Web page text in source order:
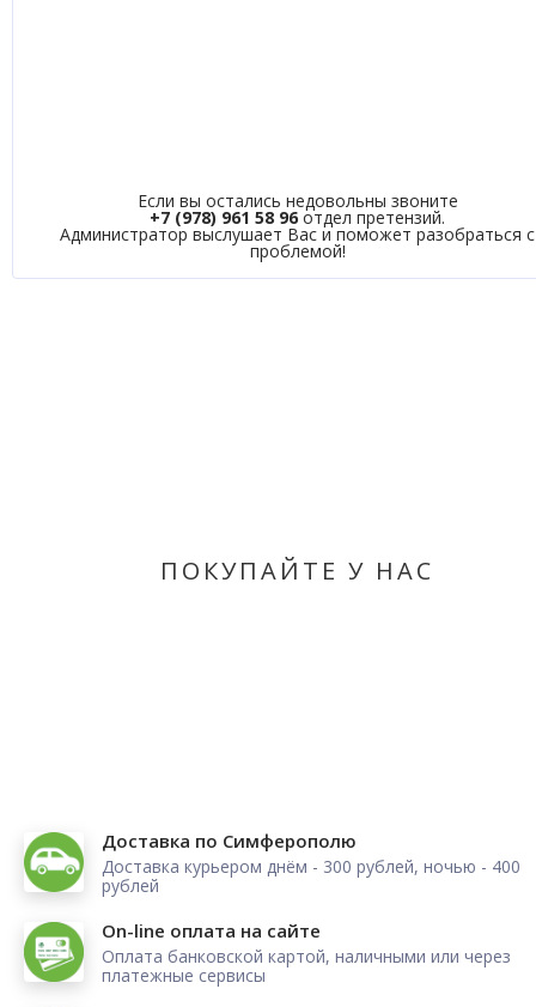
Если вы остались недовольны звоните
+7 (978) 961 58 96 отдел претензий.
Администратор выслушает Вас и поможет разобраться с
проблемой!
ПОКУПАЙТЕ У НАС
Доставка по Симферополю
Доставка курьером днём - 300 рублей, ночью - 400
рублей
On-line оплата на сайте
Оплата банковской картой, наличными или через
платежные сервисы